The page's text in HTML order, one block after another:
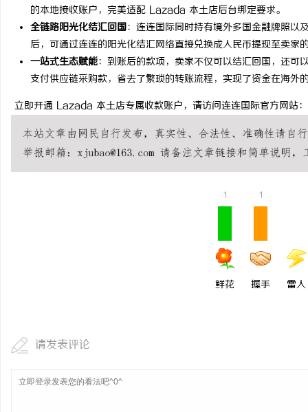
的本地接收账户，完美适配 Lazada 本土店后台绑定要求。
全链路阳光化结汇回国：连连国际同时持有境外多国金融牌照以
后，可通过连连的阳光化结汇网络直接兑换成人民币提现至卖家
一站式生态赋能：到账后的款项，卖家不仅可以结汇回国，还可
支付供应链采购款，省去了繁琐的转账流程，实现了资金在海外
立即开通 Lazada 本土店专属收款账户，请访问连连国际官方网
1
鲜花
1
握手 雷人
请发表评论
合肥刑事律师：保护您
法律困境